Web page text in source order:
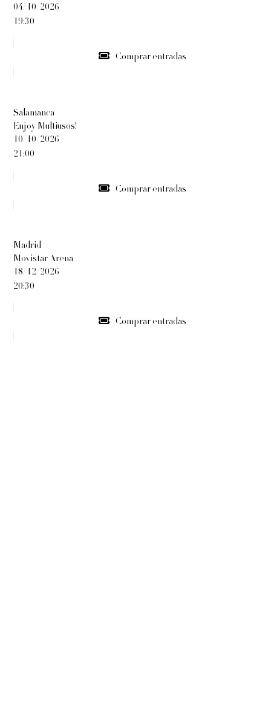
04/10/2026
19:30
Comprar entradas
Salamanca
Enjoy Multiusos!
10/10/2026
21:00
Comprar entradas
Madrid
Movistar Arena
18/12/2026
20:30
Comprar entradas